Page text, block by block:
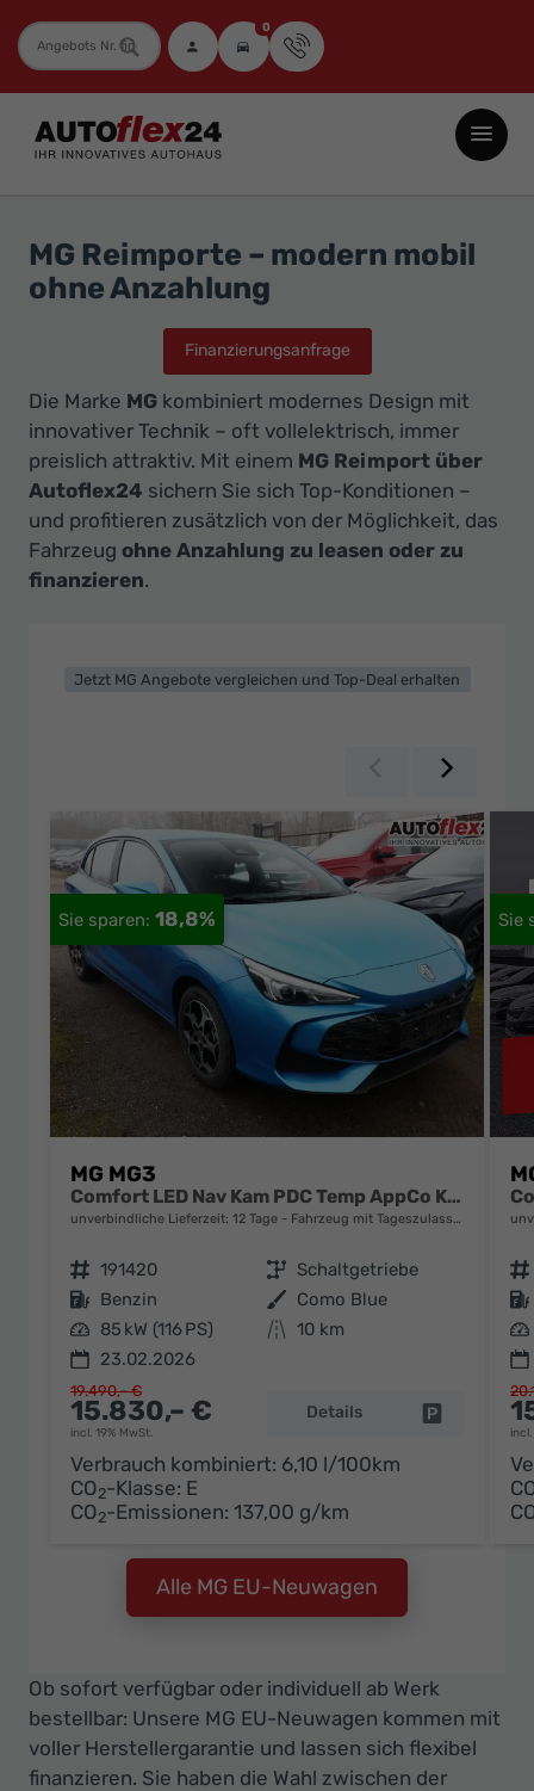
Fahrzeugnummer 0
Autoflex24
GmbH
Neuwagen
Jahreswagen
Gebrauchtwagen
zu
Top-
Preisen
Ihr
Innovatives
MG Reimporte – modern mobil
ohne Anzahlung
Finanzierungsanfrage
Die Marke MG kombiniert modernes Design mit
innovativer Technik – oft vollelektrisch, immer
preislich attraktiv. Mit einem MG Reimport über
Autoflex24 sichern Sie sich Top-Konditionen –
und profitieren zusätzlich von der Möglichkeit, das
Fahrzeug ohne Anzahlung zu leasen oder zu
finanzieren.
Jetzt MG Angebote vergleichen und Top-Deal erhalten
Zurück
18,8%
MG MG3
Comfort LED Nav Kam PDC Temp AppCo Klima 16Z
unverbindliche Lieferzeit: 12 Tage Fahrzeug mit Tageszulassung
Fahrzeugnr. 191420 Getriebe Schaltgetriebe
Kraftstoff Benzin Außenfarbe Como Blue
Leistung 85 kW (116 PS) Kilometerstand 10 km
23.02.2026
15.830,– €
incl. 19% MwSt.
19.490,– €
Details Fahrzeug
Verbrauch kombiniert: 6,10 l/100km
CO2-Klasse: E
CO2-Emissionen: 137,00 g/km
Fahrzeugnr.
Kraftstoff
Leistung
Alle MG EU-Neuwagen
Ob sofort verfügbar oder individuell ab Werk
bestellbar: Unsere MG EU-Neuwagen kommen mit
voller Herstellergarantie und lassen sich flexibel
finanzieren. Sie haben die Wahl zwischen der